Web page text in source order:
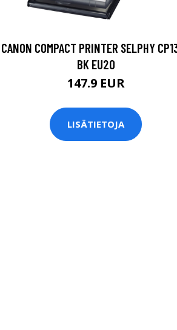
CANON COMPACT PRINTER SELPHY
BK EU20
147.9 EUR
LISÄTIETOJA